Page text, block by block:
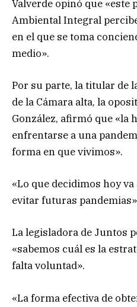
Valverde opinó que «este
Ambiental Integral
en el que se toma
medio».
Por su parte, la titular de
de la Cámara alta, la
González, afirmó que «la
enfrentarse a una
forma en que vivimos».
«Lo que decidimos hoy
evitar futuras
La legisladora de Juntos
«sabemos cuál es la
falta voluntad».
«La forma efectiva de